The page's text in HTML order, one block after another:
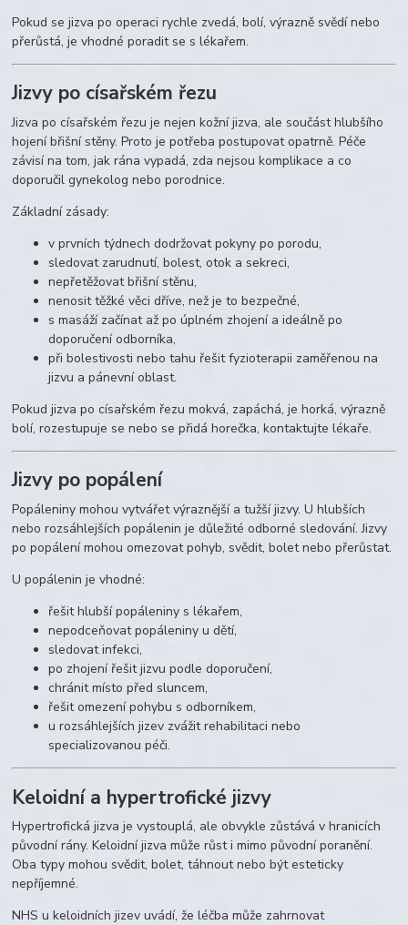
Pokud se jizva po operaci rychle zvedá, bolí, výrazně svědí nebo
přerůstá, je vhodné poradit se s lékařem.
Jizvy po císařském řezu
Jizva po císařském řezu je nejen kožní jizva, ale součást hlubšího
hojení břišní stěny. Proto je potřeba postupovat opatrně. Péče
závisí na tom, jak rána vypadá, zda nejsou komplikace a co
doporučil gynekolog nebo porodnice.
Základní zásady:
v prvních týdnech dodržovat pokyny po porodu,
sledovat zarudnutí, bolest, otok a sekreci,
nepřetěžovat břišní stěnu,
nenosit těžké věci dříve, než je to bezpečné,
s masáží začínat až po úplném zhojení a ideálně po
doporučení odborníka,
při bolestivosti nebo tahu řešit fyzioterapii zaměřenou na
jizvu a pánevní oblast.
Pokud jizva po císařském řezu mokvá, zapáchá, je horká, výrazně
bolí, rozestupuje se nebo se přidá horečka, kontaktujte lékaře.
Jizvy po popálení
Popáleniny mohou vytvářet výraznější a tužší jizvy. U hlubších
nebo rozsáhlejších popálenin je důležité odborné sledování. Jizvy
po popálení mohou omezovat pohyb, svědit, bolet nebo přerůstat.
U popálenin je vhodné:
řešit hlubší popáleniny s lékařem,
nepodceňovat popáleniny u dětí,
sledovat infekci,
po zhojení řešit jizvu podle doporučení,
chránit místo před sluncem,
řešit omezení pohybu s odborníkem,
u rozsáhlejších jizev zvážit rehabilitaci nebo
specializovanou péči.
Keloidní a hypertrofické jizvy
Hypertrofická jizva je vystouplá, ale obvykle zůstává v hranicích
původní rány. Keloidní jizva může růst i mimo původní poranění.
Oba typy mohou svědit, bolet, táhnout nebo být esteticky
nepříjemné.
NHS u keloidních jizev uvádí, že léčba může zahrnovat